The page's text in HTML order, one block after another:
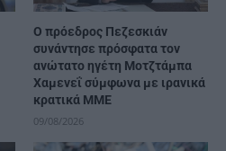
Ο πρόεδρος Πεζεσκιάν
συνάντησε πρόσφατα τον
ανώτατο ηγέτη Μοτζτάμπα
Χαμενεΐ σύμφωνα με ιρανικά
κρατικά ΜΜΕ
09/08/2026